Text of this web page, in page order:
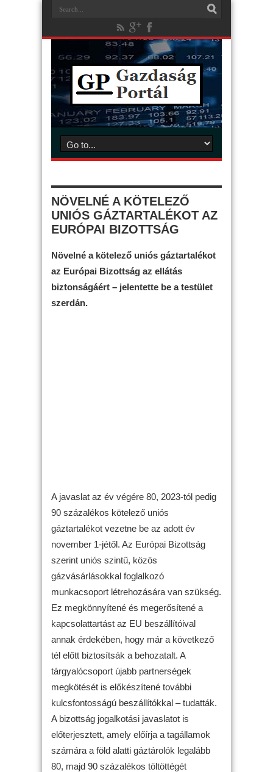
NÖVELNÉ A KÖTELEZŐ
UNIÓS GÁZTARTALÉKOT AZ
EURÓPAI BIZOTTSÁG
Növelné a kötelező uniós gáztartalékot
az Európai Bizottság az ellátás
biztonságáért – jelentette be a testület
szerdán.
A javaslat az év végére 80, 2023-tól pedig
90 százalékos kötelező uniós
gáztartalékot vezetne be az adott év
november 1-jétől. Az Európai Bizottság
szerint uniós szintű, közös
gázvásárlásokkal foglalkozó
munkacsoport létrehozására van szükség.
Ez megkönnyítené és megerősítené a
kapcsolattartást az EU beszállítóival
annak érdekében, hogy már a következő
tél előtt biztosítsák a behozatalt. A
tárgyalócsoport újabb partnerségek
megkötését is előkészítené további
kulcsfontosságú beszállítókkal – tudatták.
A bizottság jogalkotási javaslatot is
előterjesztett, amely előírja a tagállamok
számára a föld alatti gáztárolók legalább
80, majd 90 százalékos töltöttégét